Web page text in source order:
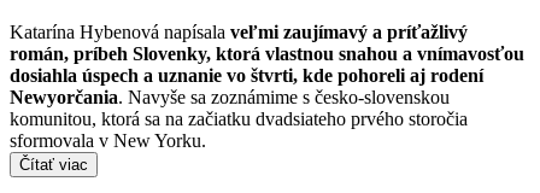
Katarína Hybenová napísala veľmi zaujímavý a príťažlivý
román, príbeh Slovenky, ktorá vlastnou snahou a vnímavosťou
dosiahla úspech a uznanie vo štvrti, kde pohoreli aj rodení
Newyorčania. Navyše sa zoznámime s česko-slovenskou
komunitou, ktorá sa na začiatku dvadsiateho prvého storočia
sformovala v New Yorku.
Čítať viac